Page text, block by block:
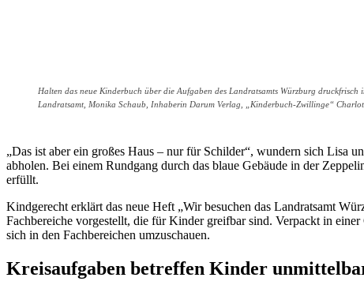
Halten das neue Kinderbuch über die Aufgaben des Landratsamts Würzburg
Landratsamt, Monika Schaub, Inhaberin Darum Verlag, „Kinderbuch-Zwillinge“
„Das ist aber ein großes Haus – nur für Schilder“, wundern sich Lisa
abholen. Bei einem Rundgang durch das blaue Gebäude in der
erfüllt.
Kindgerecht erklärt das neue Heft „Wir besuchen das Landratsamt
Fachbereiche vorgestellt, die für Kinder greifbar sind. Verpackt in
sich in den Fachbereichen umzuschauen.
Kreisaufgaben betreffen Kinder